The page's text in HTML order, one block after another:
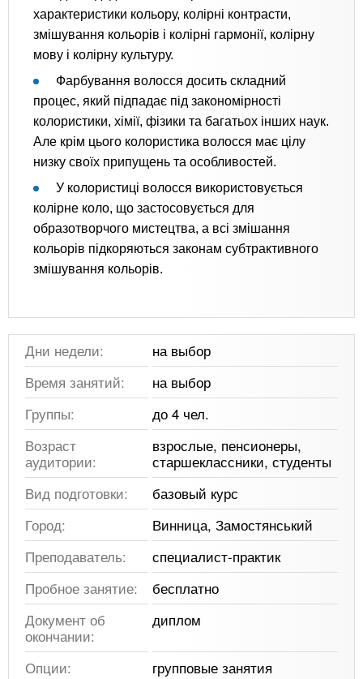
характеристики кольору, колірні контрасти,
змішування кольорів і колірні гармонії, колірну
мову і колірну культуру.
Фарбування волосся досить складний
процес, який підпадає під закономірності
колористики, хімії, фізики та багатьох інших наук.
Але крім цього колористика волосся має цілу
низку своїх припущень та особливостей.
У колористиці волосся використовується
колірне коло, що застосовується для
образотворчого мистецтва, а всі змішання
кольорів підкоряються законам субтрактивного
змішування кольорів.
Дни недели:
на выбор
Время занятий:
на выбор
Группы:
до 4 чел.
Возраст
аудитории:
взрослые, пенсионеры,
старшеклассники, студенты
Вид подготовки:
базовый курс
Город:
Винница, Замостянський
Преподаватель:
специалист-практик
Пробное занятие:
бесплатно
Документ об
окончании:
диплом
Опции:
групповые занятия